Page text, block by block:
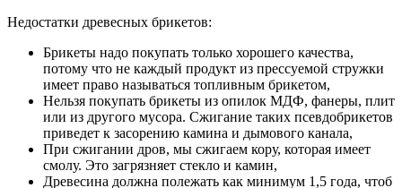
Недостатки древесных брикетов:
Брикеты надо покупать только хорошего качества,
потому что не каждый продукт из прессуемой стружки
имеет право называться топливным брикетом,
Нельзя покупать брикеты из опилок МДФ, фанеры, плит
или из другого мусора. Сжигание таких псевдобрикетов
приведет к засорению камина и дымового канала,
При сжигании дров, мы сжигаем кору, которая имеет
смолу. Это загрязняет стекло и камин,
Древесина должна полежать как минимум 1,5 года, чтоб